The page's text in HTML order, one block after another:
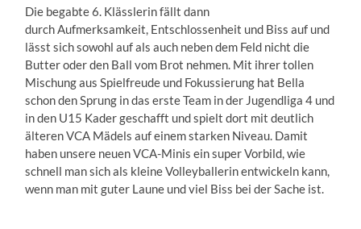
Die begabte 6. Klässlerin fällt dann
durch Aufmerksamkeit, Entschlossenheit und Biss auf und
lässt sich sowohl auf als auch neben dem Feld nicht die
Butter oder den Ball vom Brot nehmen. Mit ihrer tollen
Mischung aus Spielfreude und Fokussierung hat Bella
schon den Sprung in das erste Team in der Jugendliga 4 und
in den U15 Kader geschafft und spielt dort mit deutlich
älteren VCA Mädels auf einem starken Niveau. Damit
haben unsere neuen VCA-Minis ein super Vorbild, wie
schnell man sich als kleine Volleyballerin entwickeln kann,
wenn man mit guter Laune und viel Biss bei der Sache ist.